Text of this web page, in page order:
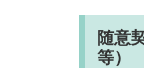
随意
等）